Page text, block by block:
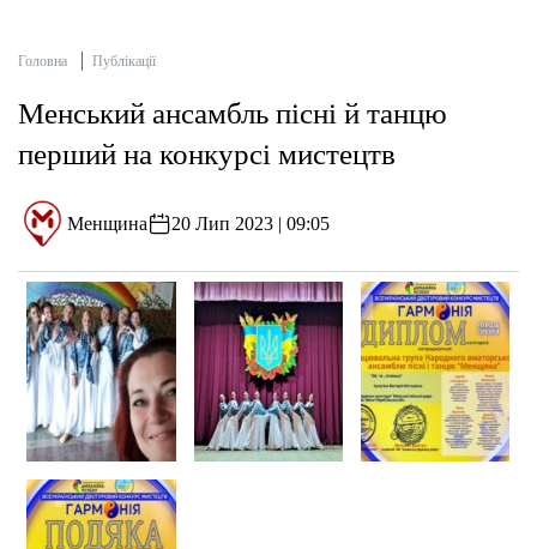
Головна Публікації
Менський ансамбль пісні й танцю
перший на конкурсі мистецтв
Менщина 20 Лип 2023 | 09:05